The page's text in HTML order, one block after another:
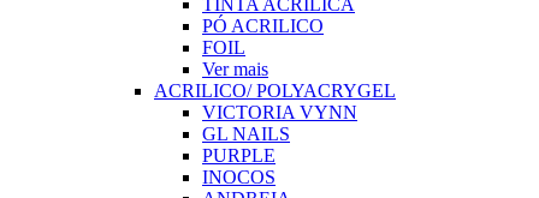
PÓ ACRILICO
FOIL
Ver mais
ACRILICO/ POLYACRYGEL
VICTORIA VYNN
GL NAILS
PURPLE
INOCOS